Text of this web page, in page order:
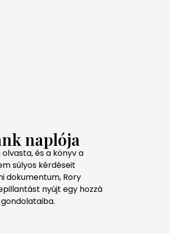
naplója
és a könyv a
súlyos kérdéseit
dokumentum, Rory
nyújt egy hozzá